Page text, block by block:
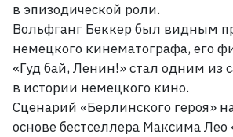
в эпизодической роли.
Вольфганг Беккер был видным
немецкого кинематографа, его
«Гуд бай, Ленин!» стал одним из
в истории немецкого кино.
Сценарий «Берлинского героя»
основе бестселлера Максима Лео